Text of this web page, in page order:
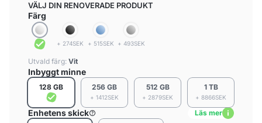
VÄLJ DIN RENOVERADE PRODUKT
Färg
+ 274SEK + 515SEK + 493SEK
Utvald färg: Vit
Inbyggt minne
128 GB 256 GB
+ 1412SEK
512 GB
+ 2879SEK
1 TB
+ 8866SEK
Enhetens skick
Läs mer